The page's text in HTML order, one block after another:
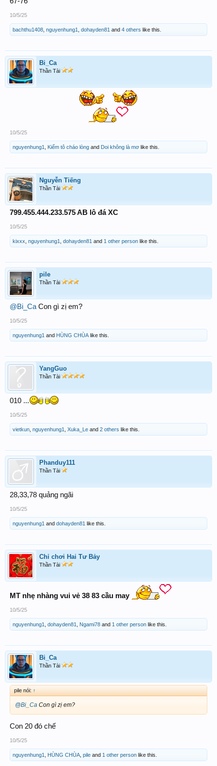
10/5/25
bachthu1408 nguyenhung1 dohayden81 and 4 others like this.
Bi_Ca
Thần Tài
10/5/25
nguyenhung1 Kiếm tô cháo lòng and Doi không là mơ like this.
Nguyễn Tiếng
Thần Tài
799.455.444.233.575 AB lô đá XC
10/5/25
kixxx nguyenhung1 dohayden81 and 1 other person like this.
pile
Thần Tài
@Bi_Ca Con gì zị em?
10/5/25
nguyenhung1 and HÙNG CHÙA like this.
YangGuo
Thần Tài
010 ...
10/5/25
vietkun nguyenhung1 Xuka_Le and 2 others like this.
Phanduy111
Thần Tài
28,33,78 quảng ngãi
10/5/25
nguyenhung1 and dohayden81 like this.
Chỉ chơi Hai Tư Bảy
Thần Tài
MT nhẹ nhàng vui vẻ 38 83 cầu may
10/5/25
nguyenhung1 dohayden81 Ngami78 and 1 other person like this.
Bi_Ca
Thần Tài
pile nói: ↑
@Bi_Ca Con gì zị em?
Con 20 đó chế
10/5/25
nguyenhung1 HÙNG CHÙA pile and 1 other person like this.